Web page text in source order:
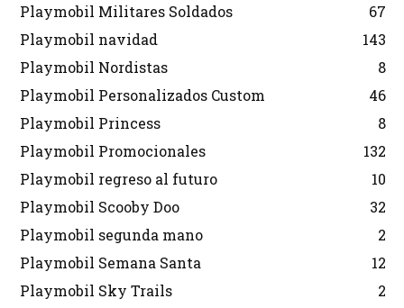
Playmobil Militares Soldados
67
Playmobil navidad
143
Playmobil Nordistas
8
Playmobil Personalizados Custom
46
Playmobil Princess
8
Playmobil Promocionales
132
Playmobil regreso al futuro
10
Playmobil Scooby Doo
32
Playmobil segunda mano
2
Playmobil Semana Santa
12
Playmobil Sky Trails
2